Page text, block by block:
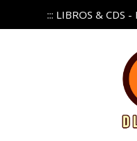
::: LIBROS & CDS -